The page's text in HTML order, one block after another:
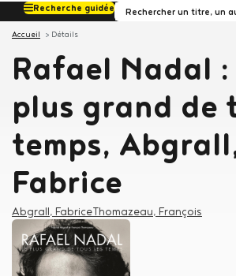
Rechercher
Recherche guidée
Accueil Détails
Rafael Nadal :
plus grand de
temps,
Fabrice
Créateur
Abgrall, FabriceThomazeau, François